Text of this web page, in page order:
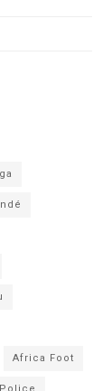
Africa Foot